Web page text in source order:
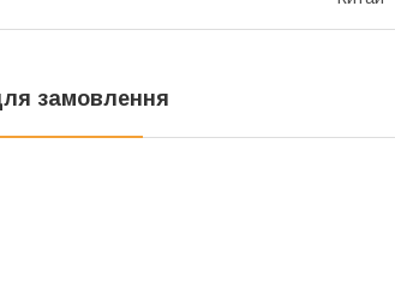
замовлення